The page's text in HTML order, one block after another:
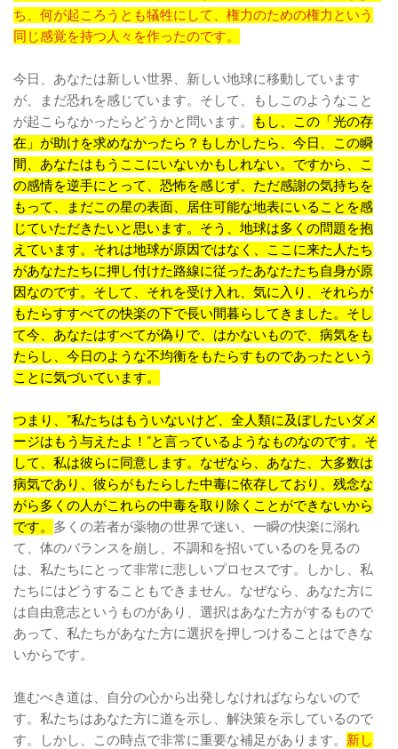
ち、何が起ころうとも犠牲にして、権力のための権力という
同じ感覚を持つ人々を作ったのです。
今日、あなたは新しい世界、新しい地球に移動しています
が、まだ恐れを感じています。そして、もしこのようなこと
が起こらなかったらどうかと問います。
もし、この「光の存
在」が助けを求めなかったら？もしかしたら、今日、この瞬
間、あなたはもうここにいないかもしれない。ですから、こ
の感情を逆手にとって、恐怖を感じず、ただ感謝の気持ちを
もって、まだこの星の表面、居住可能な地表にいることを感
じていただきたいと思います。そう、地球は多くの問題を抱
えています。それは地球が原因ではなく、ここに来た人たち
があなたたちに押し付けた路線に従ったあなたたち自身が原
因なのです。そして、それを受け入れ、気に入り、それらが
もたらすすべての快楽の下で長い間暮らしてきました。そし
て今、あなたはすべてが偽りで、はかないもので、病気をも
たらし、今日のような不均衡をもたらすものであったという
ことに気づいています。
つまり、”私たちはもういないけど、全人類に及ぼしたいダメ
ージはもう与えたよ！”と言っているようなものなのです。そ
して、私は彼らに同意します。なぜなら、あなた、大多数は
病気であり、彼らがもたらした中毒に依存しており、残念な
がら多くの人がこれらの中毒を取り除くことができないから
です。 多くの若者が薬物の世界で迷い、一瞬の快楽に溺れ
て、体のバランスを崩し、不調和を招いているのを見るの
は、私たちにとって非常に悲しいプロセスです。しかし、私
たちにはどうすることもできません。なぜなら、あなた方に
は自由意志というものがあり、選択はあなた方がするもので
あって、私たちがあなた方に選択を押しつけることはできな
いからです。
進むべき道は、自分の心から出発しなければならないので
す。私たちはあなた方に道を示し、解決策を示しているので
す。しかし、この時点で非常に重要な補足があります。 新し